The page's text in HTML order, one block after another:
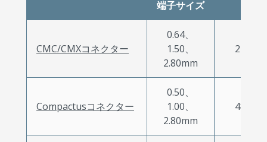
端子サイズ
CMC/CMXコネクター
0.64、
1.50、
2.80mm
22～
Compactusコネクター
0.50、
1.00、
2.80mm
48～